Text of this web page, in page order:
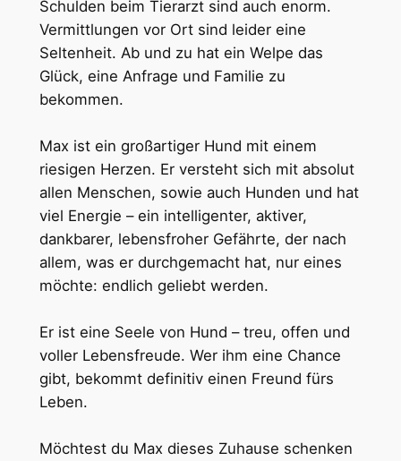
Schulden beim Tierarzt sind auch enorm.
Vermittlungen vor Ort sind leider eine
Seltenheit. Ab und zu hat ein Welpe das
Glück, eine Anfrage und Familie zu
bekommen.
Max ist ein großartiger Hund mit einem
riesigen Herzen. Er versteht sich mit absolut
allen Menschen, sowie auch Hunden und hat
viel Energie – ein intelligenter, aktiver,
dankbarer, lebensfroher Gefährte, der nach
allem, was er durchgemacht hat, nur eines
möchte: endlich geliebt werden.
Er ist eine Seele von Hund – treu, offen und
voller Lebensfreude. Wer ihm eine Chance
gibt, bekommt definitiv einen Freund fürs
Leben.
Möchtest du Max dieses Zuhause schenken